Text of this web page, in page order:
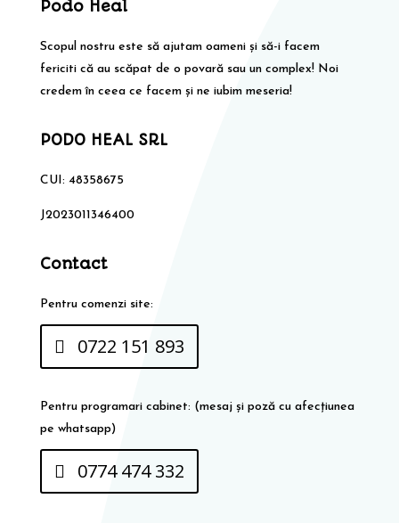
Podo Heal
Scopul nostru este să ajutam oameni și să-i facem
fericiti că au scăpat de o povară sau un complex! Noi
credem în ceea ce facem și ne iubim meseria!
PODO HEAL SRL
CUI: 48358675
J2023011346400
Contact
Pentru comenzi site:
0722 151 893
Pentru programari cabinet: (mesaj și poză cu afecțiunea
pe whatsapp)
0774 474 332